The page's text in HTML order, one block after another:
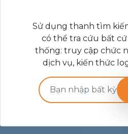
Sử dụng thanh tìm
có thể tra cứu bất
thống: truy cập chức
dịch vụ, kiến thức